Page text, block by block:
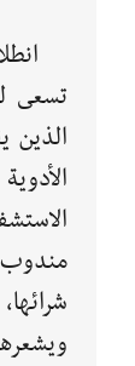
تسعى
الذين
مندوب